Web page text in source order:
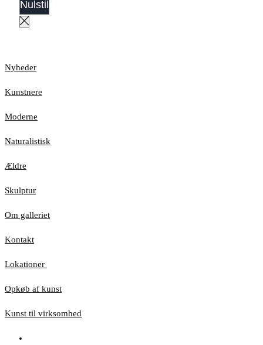
Nulstil
Nyheder
Kunstnere
Moderne
Naturalistisk
Ældre
Skulptur
Om galleriet
Kontakt
Lokationer
Opkøb af kunst
Kunst til virksomhed